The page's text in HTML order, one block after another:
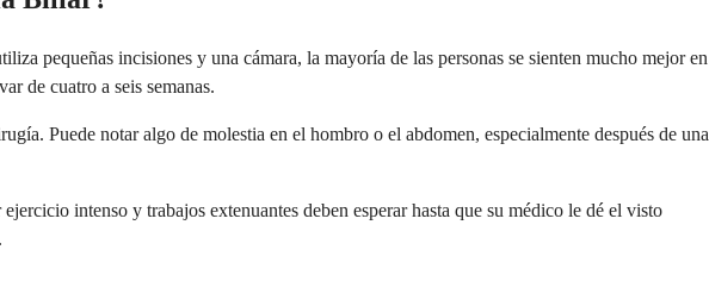
pequeñas incisiones y una cámara, la mayoría de las personas se sienten mucho mejor en
de cuatro a seis semanas.
Puede notar algo de molestia en el hombro o el abdomen, especialmente después de una
intenso y trabajos extenuantes deben esperar hasta que su médico le dé el visto